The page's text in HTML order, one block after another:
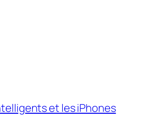
et les iPhones